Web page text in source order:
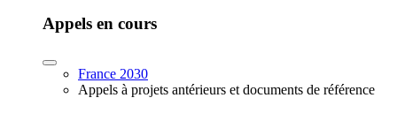
Appels en cours
France 2030
Appels à projets antérieurs et documents de référence